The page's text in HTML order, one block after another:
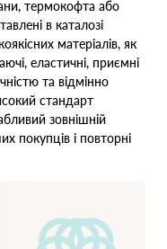
термокофта або
в каталозі
матеріалів, як
еластичні, приємні
та відмінно
стандарт
зовнішній
покупців і повторні